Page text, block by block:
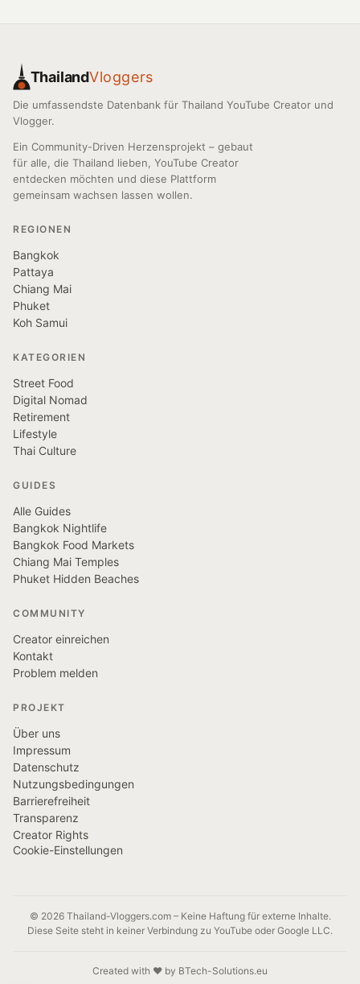
ThailandVloggers
Die umfassendste Datenbank für Thailand YouTube Creator und
Vlogger.
Ein Community-Driven Herzensprojekt – gebaut
für alle, die Thailand lieben, YouTube Creator
entdecken möchten und diese Plattform
gemeinsam wachsen lassen wollen.
REGIONEN
Bangkok
Pattaya
Chiang Mai
Phuket
Koh Samui
KATEGORIEN
Street Food
Digital Nomad
Retirement
Lifestyle
Thai Culture
GUIDES
Alle Guides
Bangkok Nightlife
Bangkok Food Markets
Chiang Mai Temples
Phuket Hidden Beaches
COMMUNITY
Creator einreichen
Kontakt
Problem melden
PROJEKT
Über uns
Impressum
Datenschutz
Nutzungsbedingungen
Barrierefreiheit
Transparenz
Creator Rights
Cookie-Einstellungen
© 2026 Thailand-Vloggers.com – Keine Haftung für externe Inhalte.
Diese Seite steht in keiner Verbindung zu YouTube oder Google LLC.
Created with ❤️ by BTech-Solutions.eu